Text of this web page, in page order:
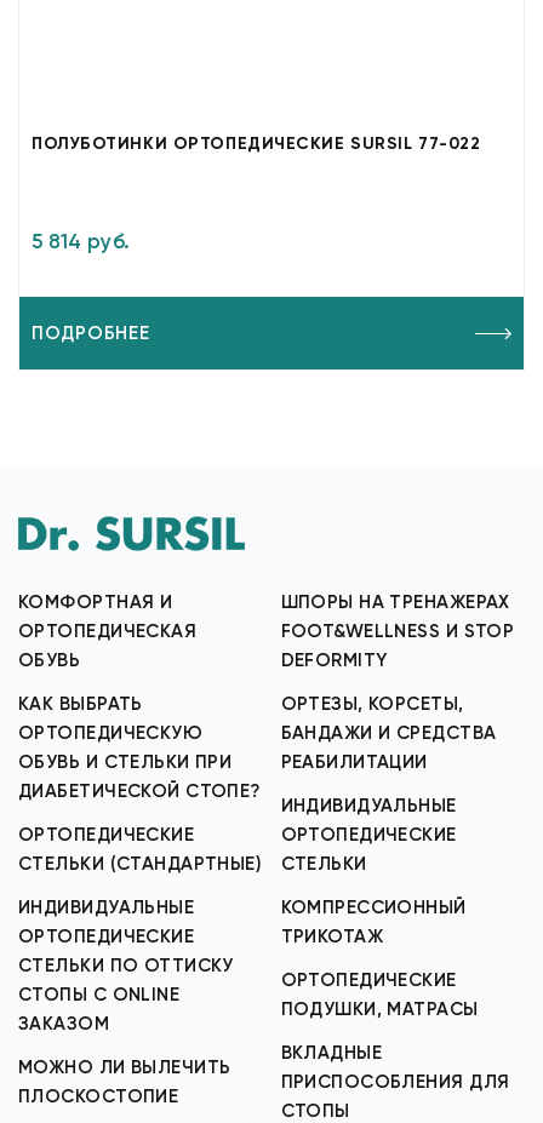
ПОЛУБОТИНКИ ОРТОПЕДИЧЕСКИЕ SURSIL 77-022
5 814 руб.
ПОДРОБНЕЕ
КОМФОРТНАЯ И
ОРТОПЕДИЧЕСКАЯ
ОБУВЬ
КАК ВЫБРАТЬ
ОРТОПЕДИЧЕСКУЮ
ОБУВЬ И СТЕЛЬКИ ПРИ
ДИАБЕТИЧЕСКОЙ СТОПЕ?
ОРТОПЕДИЧЕСКИЕ
СТЕЛЬКИ (СТАНДАРТНЫЕ)
ИНДИВИДУАЛЬНЫЕ
ОРТОПЕДИЧЕСКИЕ
СТЕЛЬКИ ПО ОТТИСКУ
СТОПЫ С ONLINE
ЗАКАЗОМ
МОЖНО ЛИ ВЫЛЕЧИТЬ
ПЛОСКОСТОПИЕ
ШПОРЫ НА ТРЕНАЖЕРАХ
FOOT&WELLNESS И STOP
DEFORMITY
ОРТЕЗЫ, КОРСЕТЫ,
БАНДАЖИ И СРЕДСТВА
РЕАБИЛИТАЦИИ
ИНДИВИДУАЛЬНЫЕ
ОРТОПЕДИЧЕСКИЕ
СТЕЛЬКИ
КОМПРЕССИОННЫЙ
ТРИКОТАЖ
ОРТОПЕДИЧЕСКИЕ
ПОДУШКИ, МАТРАСЫ
ВКЛАДНЫЕ
ПРИСПОСОБЛЕНИЯ ДЛЯ
СТОПЫ